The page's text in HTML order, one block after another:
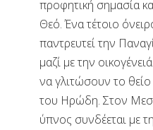
προφητική σημασία
Θεό. Ένα τέτοιο
παντρευτεί την
μαζί με την
να γλιτώσουν το
του Ηρώδη. Στον
ύπνος συνδέεται με